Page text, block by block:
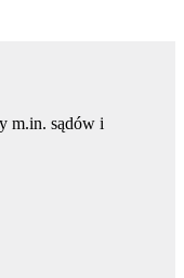
m.in. sądów i